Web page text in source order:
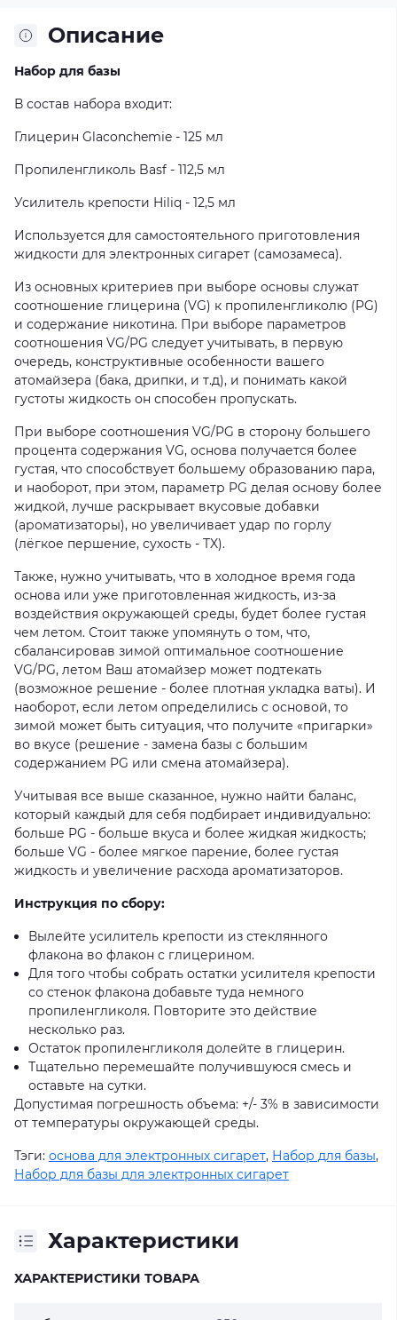
Описание
Набор для базы
В состав набора входит:
Глицерин Glaconchemie - 125 мл
Пропиленгликоль Basf - 112,5 мл
Усилитель крепости Hiliq - 12,5 мл
Используется для самостоятельного приготовления
жидкости для электронных сигарет (самозамеса).
Из основных критериев при выборе основы служат
соотношение глицерина (VG) к пропиленгликолю (PG)
и содержание никотина. При выборе параметров
соотношения VG/PG следует учитывать, в первую
очередь, конструктивные особенности вашего
атомайзера (бака, дрипки, и т.д), и понимать какой
густоты жидкость он способен пропускать.
При выборе соотношения VG/PG в сторону большего
процента содержания VG, основа получается более
густая, что способствует большему образованию пара,
и наоборот, при этом, параметр PG делая основу более
жидкой, лучше раскрывает вкусовые добавки
(ароматизаторы), но увеличивает удар по горлу
(лёгкое першение, сухость - TX).
Также, нужно учитывать, что в холодное время года
основа или уже приготовленная жидкость, из-за
воздействия окружающей среды, будет более густая
чем летом. Стоит также упомянуть о том, что,
сбалансировав зимой оптимальное соотношение
VG/PG, летом Ваш атомайзер может подтекать
(возможное решение - более плотная укладка ваты). И
наоборот, если летом определились с основой, то
зимой может быть ситуация, что получите «пригарки»
во вкусе (решение - замена базы с большим
содержанием PG или смена атомайзера).
Учитывая все выше сказанное, нужно найти баланс,
который каждый для себя подбирает индивидуально:
больше PG - больше вкуса и более жидкая жидкость;
больше VG - более мягкое парение, более густая
жидкость и увеличение расхода ароматизаторов.
Инструкция по сбору:
Вылейте усилитель крепости из стеклянного
флакона во флакон с глицерином.
Для того чтобы собрать остатки усилителя крепости
со стенок флакона добавьте туда немного
пропиленгликоля. Повторите это действие
несколько раз.
Остаток пропиленгликоля долейте в глицерин.
Тщательно перемешайте получившуюся смесь и
оставьте на сутки.
Допустимая погрешность объема: +/- 3% в зависимости
от температуры окружающей среды.
Тэги: основа для электронных сигарет, Набор для базы,
Набор для базы для электронных сигарет
Характеристики
ХАРАКТЕРИСТИКИ ТОВАРА